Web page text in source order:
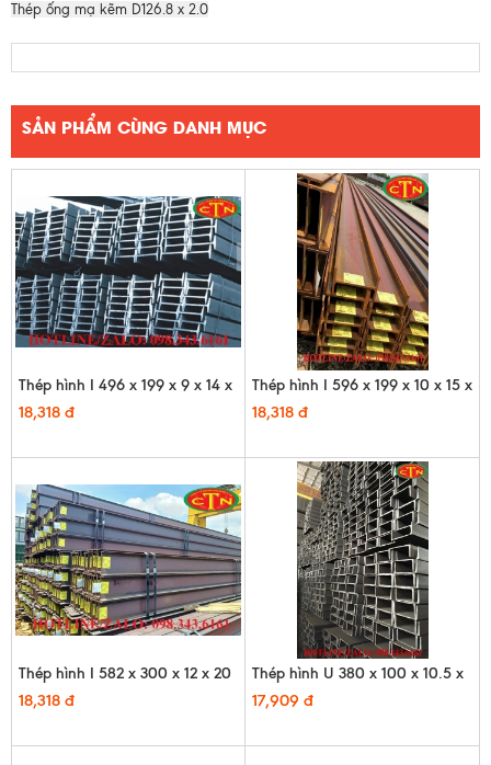
Thép ống mạ kẽm D126.8 x 2.0
SẢN PHẨM CÙNG DANH MỤC
Thép hình I 496 x 199 x 9 x 14 x
12m
18,318 đ
Thép hình I 596 x 199 x 10 x 15 x
12m
18,318 đ
Thép hình I 582 x 300 x 12 x 20
x 12m
18,318 đ
Thép hình U 380 x 100 x 10.5 x
16 x 12m - HQ
17,909 đ